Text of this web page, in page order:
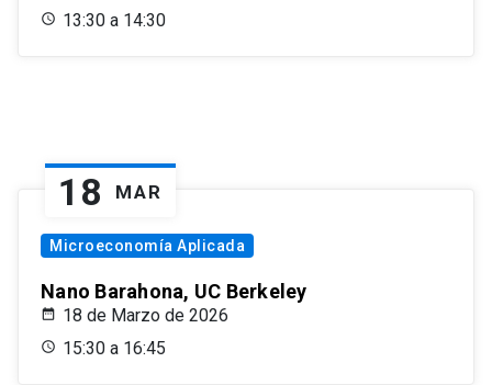
13:30 a 14:30
18 MAR
Microeconomía Aplicada
Nano Barahona, UC Berkeley
18 de Marzo de 2026
15:30 a 16:45